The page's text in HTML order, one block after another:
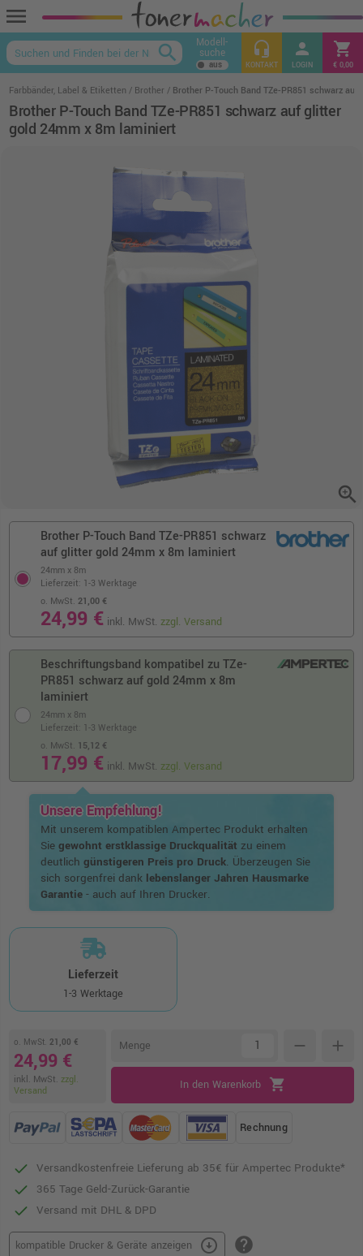
menu
keyboard_arrow_up
search Modell-
suche headset_mic
KONTAKT
person
LOGIN
shopping_cart
€ 0,00
Farbbänder, Label & Etiketten Brother Brother P-Touch Band TZe-PR851 schwarz
Brother P-Touch Band TZe-PR851 schwarz auf glitter
gold 24mm x 8m laminiert
zoom_in
Brother P-Touch Band TZe-PR851 schwarz
auf glitter gold 24mm x 8m laminiert
24mm x 8m
o. MwSt. 21,00 €
24,99 € inkl. MwSt.zzgl. Versand
Lieferzeit: 1-3 Werktage
Beschriftungsband kompatibel zu TZe-
PR851 schwarz auf gold 24mm x 8m
laminiert
24mm x 8m
o. MwSt. 15,12 €
17,99 € inkl. MwSt. zzgl. Versand
Lieferzeit: 1-3 Werktage
Unsere Empfehlung!
Mit unserem kompatiblen Ampertec Produkt erhalten
Sie gewohnt erstklassige Druckqualität zu einem
deutlich günstigeren Preis pro Druck. Überzeugen Sie
sich sorgenfrei dank lebenslanger Jahren Hausmarke
Garantie- auch auf Ihren Drucker.
Lieferzeit
1-3 Werktage
o. MwSt. 21,00 €
24,99 €
inkl. MwSt. zzgl.
Versand
Menge remove add
In den Warenkorb shopping_cart
Rechnung
Versandkostenfreie Lieferung ab 35€ für Ampertec Produkte*
365 Tage Geld-Zurück-Garantie
Versand mit DHL & DPD
kompatible Drucker & Geräte anzeigen arrow_circle_down help